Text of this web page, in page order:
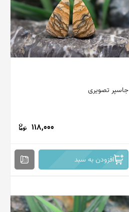
جاسپر تصویری
118,000
افزودن به سبد